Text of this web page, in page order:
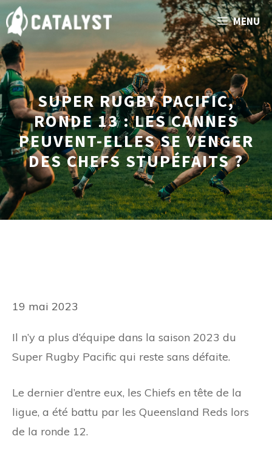
Aller
au
contenu
MENU
SUPER RUGBY PACIFIC,
RONDE 13 : LES CANNES
PEUVENT-ELLES SE VENGER
DES CHEFS STUPÉFAITS ?
19 mai 2023
Il n’y a plus d’équipe dans la saison 2023 du
Super Rugby Pacific qui reste sans défaite.
Le dernier d’entre eux, les Chiefs en tête de la
ligue, a été battu par les Queensland Reds lors
de la ronde 12.